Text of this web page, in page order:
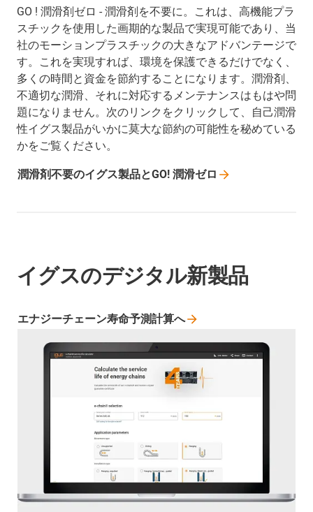
GO ! 潤滑剤ゼロ - 潤滑剤を不要に。これは、高機能プラ
スチックを使用した画期的な製品で実現可能であり、当
社のモーションプラスチックの大きなアドバンテージで
す。これを実現すれば、環境を保護できるだけでなく、
多くの時間と資金を節約することになります。潤滑剤、
不適切な潤滑、それに対応するメンテナンスはもはや問
題になりません。次のリンクをクリックして、自己潤滑
性イグス製品がいかに莫大な節約の可能性を秘めている
かをご覧ください。
潤滑剤不要のイグス製品とGO! 潤滑ゼロ
イグスのデジタル新製品
エナジーチェーン寿命予測計算へ